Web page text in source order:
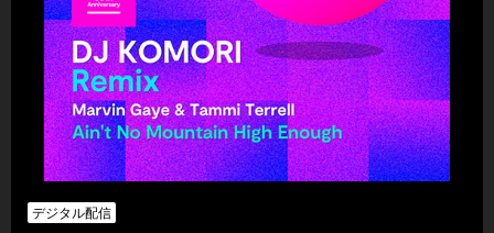
デジタル配信